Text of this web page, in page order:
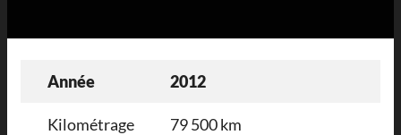
Année 2012
Kilométrage 79 500 km